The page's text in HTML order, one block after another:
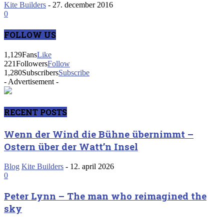
Kite Builders - 27. december 2016
0
FOLLOW US
1,129FansLike
221FollowersFollow
1,280SubscribersSubscribe
- Advertisement -
RECENT POSTS
Wenn der Wind die Bühne übernimmt –
Ostern über der Watt’n Insel
Blog Kite Builders - 12. april 2026
0
Peter Lynn – The man who reimagined the
sky